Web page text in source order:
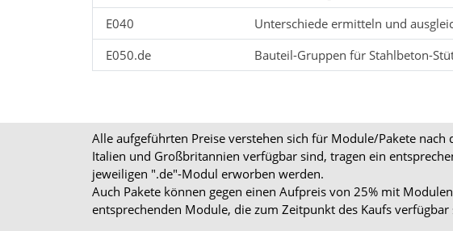
E040
Unterschiede ermitteln und
E050.de
Bauteil-Gruppen für Stahlbeton-
Alle aufgeführten Preise verstehen sich für Module/Pakete nach
Italien und Großbritannien verfügbar sind, tragen ein
jeweiligen ".de"-Modul erworben werden.
Auch Pakete können gegen einen Aufpreis von 25% mit
entsprechenden Module, die zum Zeitpunkt des Kaufs